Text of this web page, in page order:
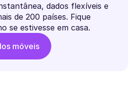
dados flexíveis e
de 200 países. Fique
se estivesse em casa.
móveis